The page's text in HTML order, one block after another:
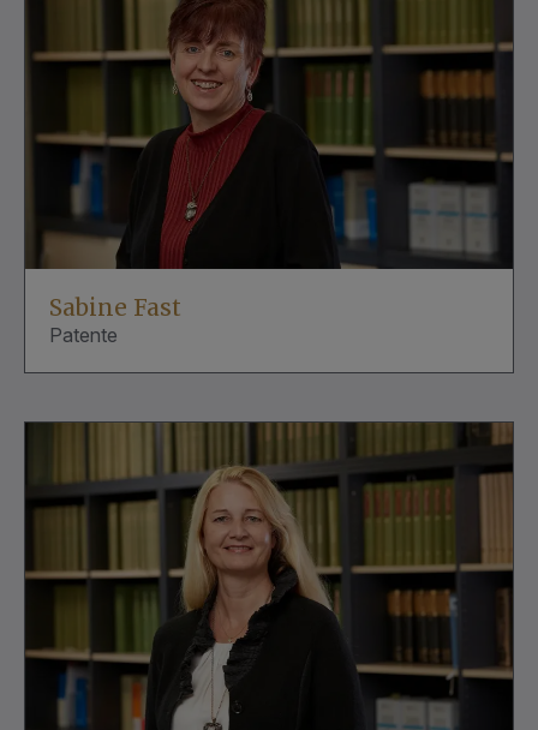
Sabine Fast
Patente